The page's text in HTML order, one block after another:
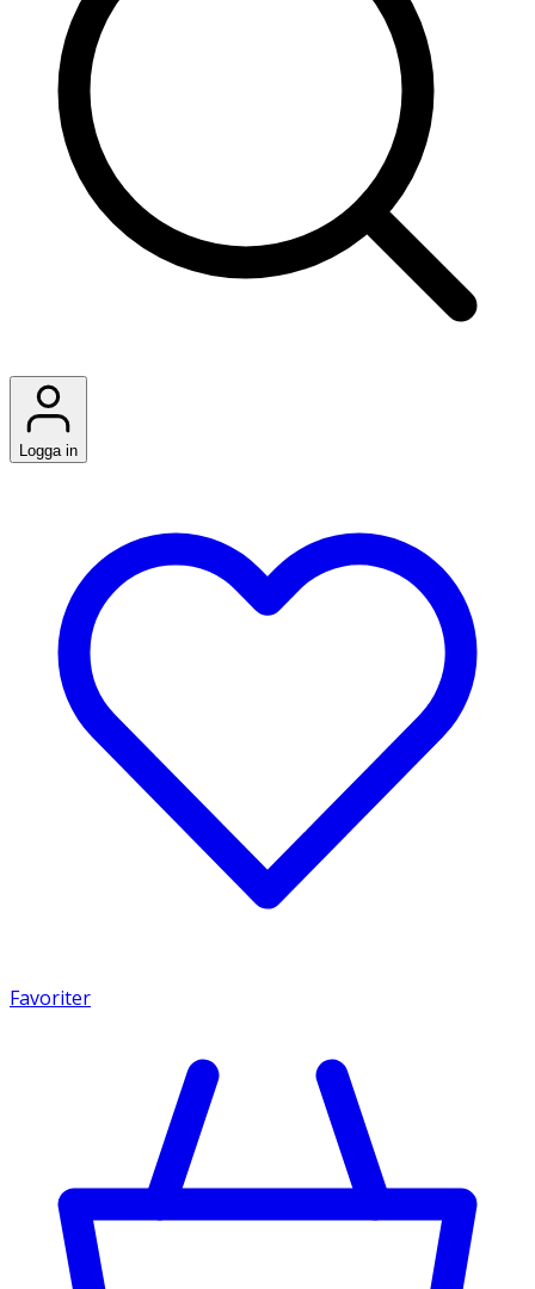
Logga in
Favoriter